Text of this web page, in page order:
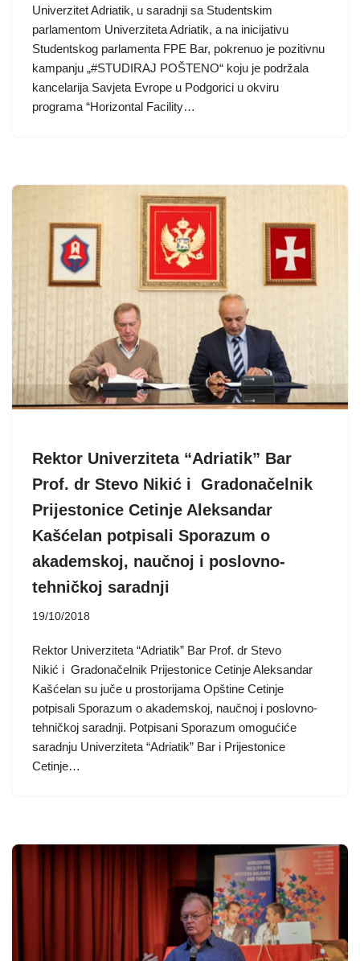
Univerzitet Adriatik, u saradnji sa Studentskim
parlamentom Univerziteta Adriatik, a na inicijativu
Studentskog parlamenta FPE Bar, pokrenuo je pozitivnu
kampanju „#STUDIRAJ POŠTENO“ koju je podržala
kancelarija Savjeta Evrope u Podgorici u okviru
programa “Horizontal Facility…
Rektor Univerziteta “Adriatik” Bar
Prof. dr Stevo Nikić i Gradonačelnik
Prijestonice Cetinje Aleksandar
Kašćelan potpisali Sporazum o
akademskoj, naučnoj i poslovno-
tehničkoj saradnji
19/10/2018
Rektor Univerziteta “Adriatik” Bar Prof. dr Stevo
Nikić i Gradonačelnik Prijestonice Cetinje Aleksandar
Kašćelan su juče u prostorijama Opštine Cetinje
potpisali Sporazum o akademskoj, naučnoj i poslovno-
tehničkoj saradnji. Potpisani Sporazum omogućiće
saradnju Univerziteta “Adriatik” Bar i Prijestonice
Cetinje…